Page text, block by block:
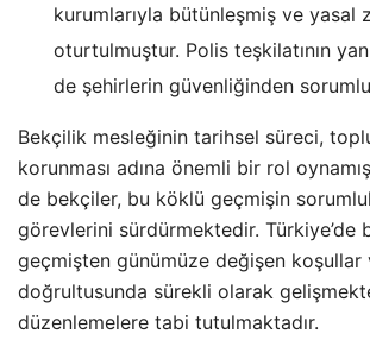
kurumlarıyla bütünleşmiş ve yasal
oturtulmuştur. Polis teşkilatının
de şehirlerin güvenliğinden sorumlu
Bekçilik mesleğinin tarihsel süreci,
korunması adına önemli bir rol
de bekçiler, bu köklü geçmişin
görevlerini sürdürmektedir. Türkiye’de
geçmişten günümüze değişen
doğrultusunda sürekli olarak
düzenlemelere tabi tutulmaktadır.